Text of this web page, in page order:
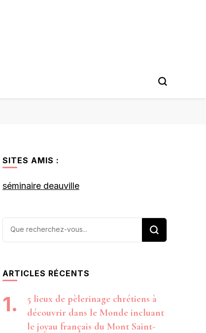
SITES AMIS :
séminaire deauville
Vous
ARTICLES RÉCENTS
5 lieux de pèlerinage chrétiens à
découvrir dans le Monde incluant
le joyau français du Mont Saint-